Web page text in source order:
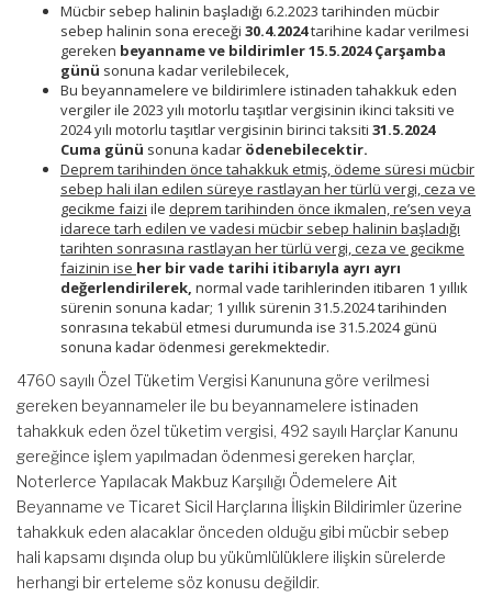
Mücbir sebep halinin başladığı 6.2.2023 tarihinden mücbir
sebep halinin sona ereceği 30.4.2024tarihine kadar verilmesi
gereken beyanname ve bildirimler15.5.2024 Çarşamba
günü sonuna kadar verilebilecek,
Bu beyannamelere ve bildirimlere istinaden tahakkuk eden
vergiler ile 2023 yılı motorlu taşıtlar vergisinin ikinci taksiti ve
2024 yılı motorlu taşıtlar vergisinin birinci taksiti 31.5.2024
Cuma günü sonuna kadar ödenebilecektir.
Deprem tarihinden önce tahakkuk etmiş, ödeme süresi mücbir
sebep hali ilan edilen süreye rastlayan her türlü vergi, ceza ve
gecikme faizi ile deprem tarihinden önce ikmalen, re’sen veya
idarece tarh edilen ve vadesi mücbir sebep halinin başladığı
tarihten sonrasına rastlayan her türlü vergi, ceza ve gecikme
faizinin ise her bir vade tarihi itibarıyla ayrı ayrı
değerlendirilerek, normal vade tarihlerinden itibaren 1 yıllık
sürenin sonuna kadar; 1 yıllık sürenin 31.5.2024 tarihinden
sonrasına tekabül etmesi durumunda ise 31.5.2024 günü
sonuna kadar ödenmesi gerekmektedir.
4760 sayılı Özel Tüketim Vergisi Kanununa göre verilmesi
gereken beyannameler ile bu beyannamelere istinaden
tahakkuk eden özel tüketim vergisi, 492 sayılı Harçlar Kanunu
gereğince işlem yapılmadan ödenmesi gereken harçlar,
Noterlerce Yapılacak Makbuz Karşılığı Ödemelere Ait
Beyanname ve Ticaret Sicil Harçlarına İlişkin Bildirimler üzerine
tahakkuk eden alacaklar önceden olduğu gibi mücbir sebep
hali kapsamı dışında olup bu yükümlülüklere ilişkin sürelerde
herhangi bir erteleme söz konusu değildir.